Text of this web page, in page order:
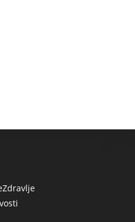
Zdravlje